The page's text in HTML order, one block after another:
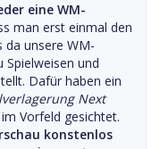
eine WM-
man erst einmal den
da unsere WM-
und
Dafür haben ein
Next
Vorfeld gesichtet.
konstenlos